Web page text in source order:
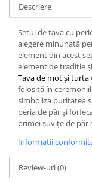
Descriere
Setul de tava cu
alegere minunată
element din acest
element de tradiție
Tava de mot și turta
folosită în
simboliza puritatea
peria de păr și
primei șuvițe de păr
Informatii
Review-uri(0)